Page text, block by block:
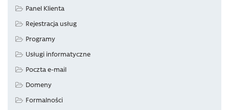
Panel Klienta
Rejestracja usług
Programy
Usługi informatyczne
Poczta e-mail
Domeny
Formalności